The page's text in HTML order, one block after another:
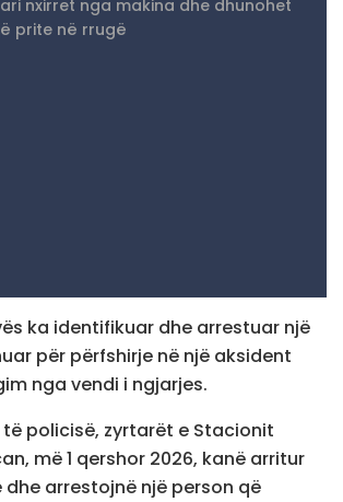
ka identifikuar dhe arrestuar një
për përfshirje në një aksident
nga vendi i ngjarjes.
policisë, zyrtarët e Stacionit
më 1 qershor 2026, kanë arritur
arrestojnë një person që